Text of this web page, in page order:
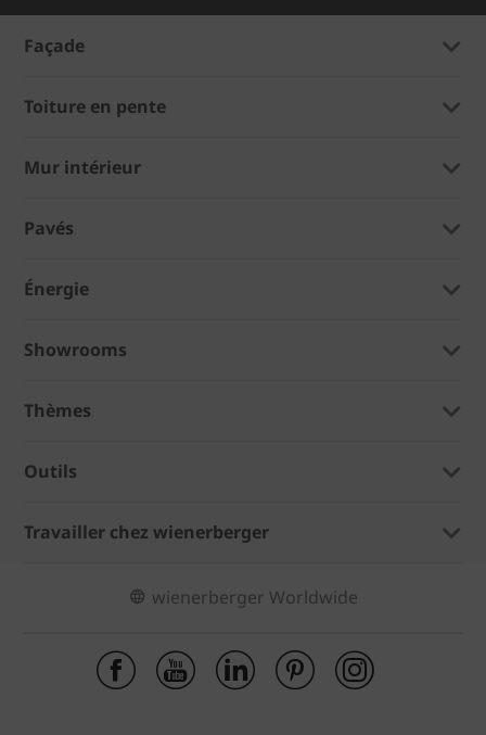
Façade
Toiture en pente
Mur intérieur
Pavés
Énergie
Showrooms
Thèmes
Outils
Travailler chez wienerberger
wienerberger Worldwide